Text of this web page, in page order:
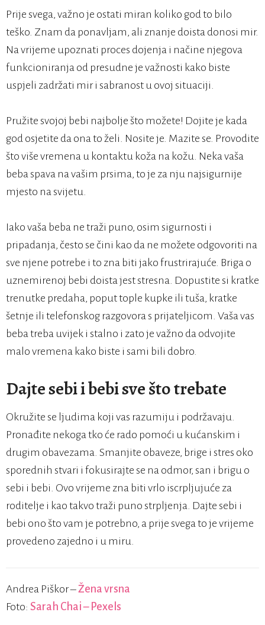
Prije svega, važno je ostati miran koliko god to bilo
teško. Znam da ponavljam, ali znanje doista donosi mir.
Na vrijeme upoznati proces dojenja i načine njegova
funkcioniranja od presudne je važnosti kako biste
uspjeli zadržati mir i sabranost u ovoj situaciji.
Pružite svojoj bebi najbolje što možete! Dojite je kada
god osjetite da ona to želi. Nosite je. Mazite se. Provodite
što više vremena u kontaktu koža na kožu. Neka vaša
beba spava na vašim prsima, to je za nju najsigurnije
mjesto na svijetu.
Iako vaša beba ne traži puno, osim sigurnosti i
pripadanja, često se čini kao da ne možete odgovoriti na
sve njene potrebe i to zna biti jako frustrirajuće. Briga o
uznemirenoj bebi doista jest stresna. Dopustite si kratke
trenutke predaha, poput tople kupke ili tuša, kratke
šetnje ili telefonskog razgovora s prijateljicom. Vaša vas
beba treba uvijek i stalno i zato je važno da odvojite
malo vremena kako biste i sami bili dobro.
Dajte sebi i bebi sve što trebate
Okružite se ljudima koji vas razumiju i podržavaju.
Pronađite nekoga tko će rado pomoći u kućanskim i
drugim obavezama. Smanjite obaveze, brige i stres oko
sporednih stvari i fokusirajte se na odmor, san i brigu o
sebi i bebi. Ovo vrijeme zna biti vrlo iscrpljujuće za
roditelje i kao takvo traži puno strpljenja. Dajte sebi i
bebi ono što vam je potrebno, a prije svega to je vrijeme
provedeno zajedno i u miru.
Andrea Piškor –Žena vrsna
Foto: Sarah Chai – Pexels